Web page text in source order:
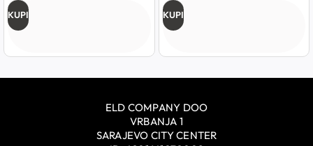
KUPI KUPI
ELD COMPANY DOO
VRBANJA 1
SARAJEVO CITY CENTER